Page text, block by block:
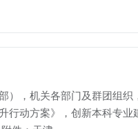
），机关各部门及群团组
动方案》，创新本科专